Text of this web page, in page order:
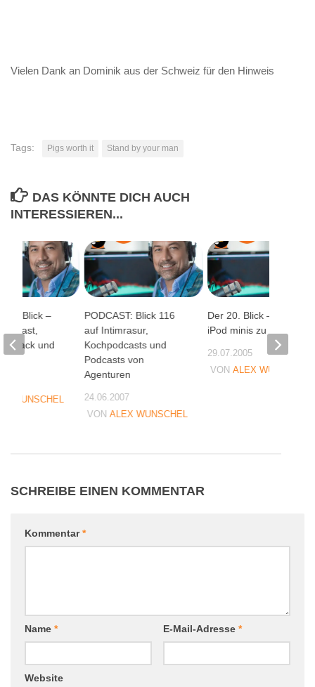
Vielen Dank an Dominik aus der Schweiz für den Hinweis
Tags: Pigs worth it Stand by your man
DAS KÖNNTE DICH AUCH
INTERESSIEREN...
PODCAST: Blick 116
auf Intimrasur,
Kochpodcasts und
Podcasts von
Agenturen
24.06.2007
VON ALEX WUNSCHEL
Der 20. Blick – 423
iPod minis zu gewinnen
29.07.2005
VONALEX WUNSCHEL
Blick –
und
WUNSCHEL
SCHREIBE EINEN KOMMENTAR
Kommentar*
Name * E-Mail-Adresse *
Website